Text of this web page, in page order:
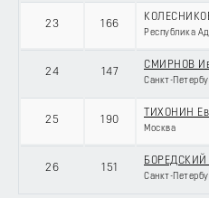
23 166
Республика
24 147
СМИРНОВ
Санкт-
25 190
ТИХОНИН
Москва
26 151
БОРЕДСКИЙ
Санкт-